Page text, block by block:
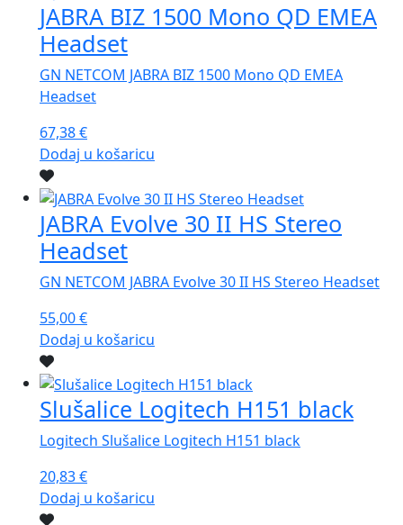
JABRA BIZ 1500 Mono QD EMEA
Headset
GN NETCOM JABRA BIZ 1500 Mono QD EMEA
Headset
67,38€
Dodaj u košaricu
JABRA Evolve 30 II HS Stereo
Headset
GN NETCOM JABRA Evolve 30 II HS Stereo Headset
55,00€
Dodaj u košaricu
Slušalice Logitech H151 black
Logitech Slušalice Logitech H151 black
20,83€
Dodaj u košaricu